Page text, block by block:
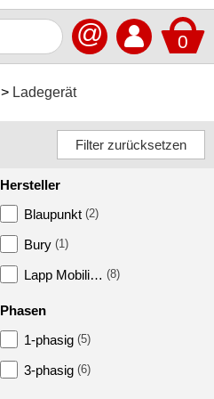
0
@
Ladegerät
Hersteller
Blaupunkt (2)
Bury (1)
Lapp Mobili… (8)
Phasen
1-phasig (5)
3-phasig (6)